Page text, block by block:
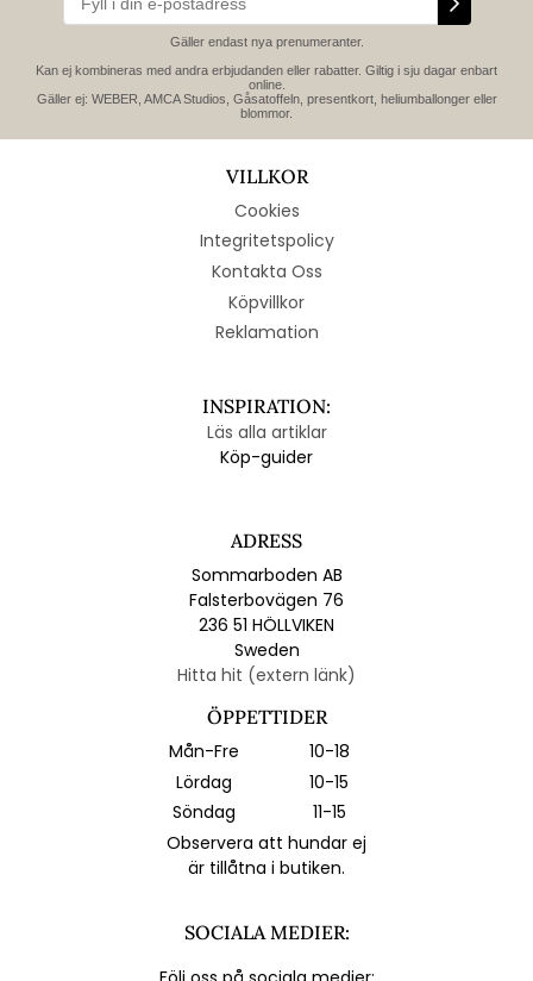
Gäller endast nya prenumeranter.
Kan ej kombineras med andra erbjudanden eller rabatter. Giltig i sju dagar enbart
online.
Gäller ej: WEBER, AMCA Studios, Gåsatoffeln, presentkort, heliumballonger eller
blommor.
VILLKOR
Cookies
Integritetspolicy
Kontakta Oss
Köpvillkor
Reklamation
INSPIRATION:
Läs alla artiklar
Köp-guider
ADRESS
Sommarboden AB
Falsterbovägen 76
236 51 HÖLLVIKEN
Sweden
Hitta hit (extern länk)
ÖPPETTIDER
Mån-Fre
10-18
Lördag
10-15
Söndag
11-15
Observera att hundar ej
är tillåtna i butiken.
SOCIALA MEDIER: